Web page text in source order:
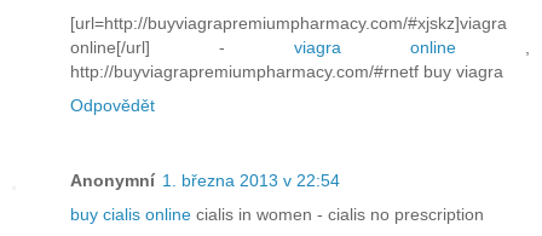
[url=http://buyviagrapremiumpharmacy.com/#xjskz]viagra
online[/url] - viagra online
http://buyviagrapremiumpharmacy.com/#rnetf buy viagra
Odpovědět
Anonymní 1. března 2013 v 22:54
buy cialis online cialis in women - cialis no prescription